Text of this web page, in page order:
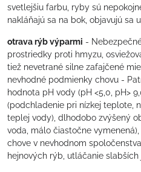
svetlejšiu farbu, ryby sú
nakláňajú sa na bok, objavujú sa
otrava rýb výparmi -
prostriedky proti hmyzu,
tiež nevetrané silne zafajčené
nevhodné podmienky chovu -
hodnota pH vody (pH <5,0, pH>
(podchladenie pri nízkej teplote,
teplej vody), dlhodobo zvýšený
voda, málo čiastočne
chove v nevhodnom
hejnových rýb, utláčanie